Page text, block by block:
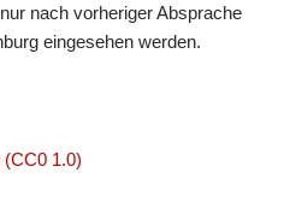
nach vorheriger Absprache
eingesehen werden.
1.0)